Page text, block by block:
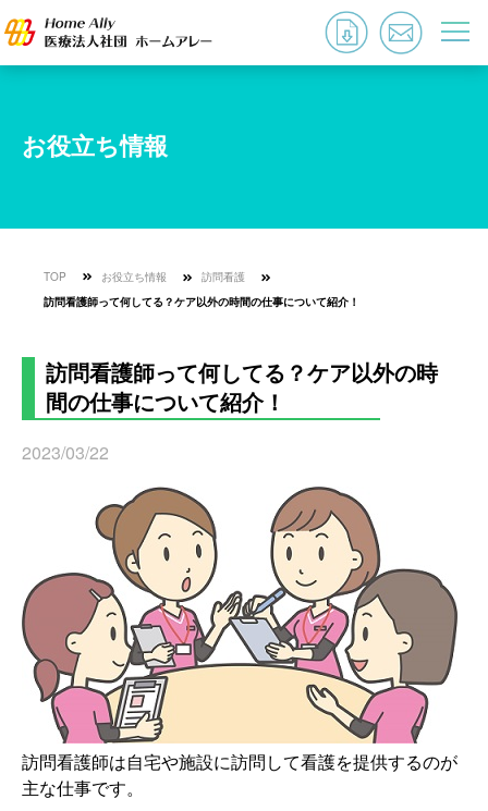
お役立ち情報
TOP お役立ち情報 訪問看護
訪問看護師って何してる？ケア以外の時間の仕事について紹介！
訪問看護師って何してる？ケア以外の時
間の仕事について紹介！
2023/03/22
訪問看護師は自宅や施設に訪問して看護を提供するのが
主な仕事です。